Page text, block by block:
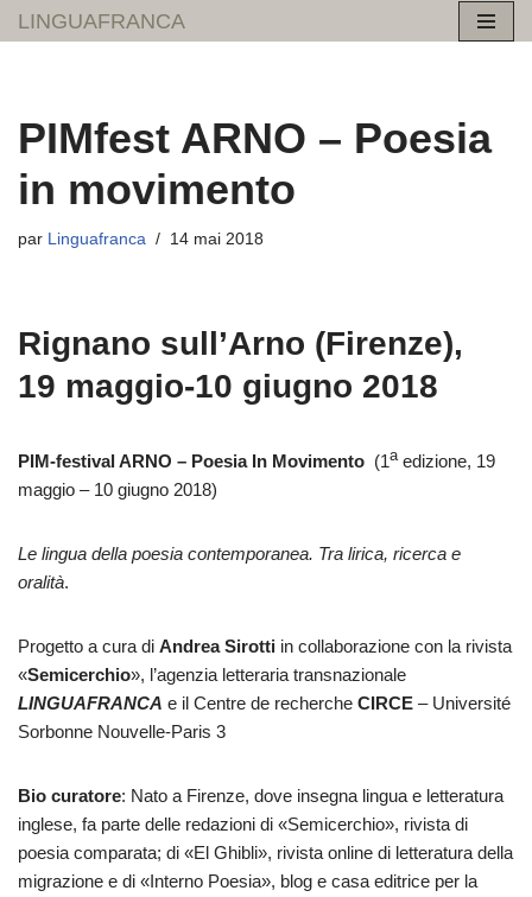
contenu
LINGUAFRANCA
PIMfest ARNO – Poesia
in movimento
par Linguafranca 14 mai 2018
Rignano sull’Arno (Firenze),
19 maggio-10 giugno 2018
PIM-festival ARNO – Poesia In Movimento (1aedizione, 19
maggio – 10 giugno 2018)
Le lingua della poesia contemporanea. Tra lirica, ricerca e
oralità.
Progetto a cura di Andrea Sirotti in collaborazione con la rivista
«Semicerchio», l’agenzia letteraria transnazionale
LINGUAFRANCA e il Centre de recherche CIRCE – Université
Sorbonne Nouvelle-Paris 3
Bio curatore: Nato a Firenze, dove insegna lingua e letteratura
inglese, fa parte delle redazioni di «Semicerchio», rivista di
poesia comparata; di «El Ghibli», rivista online di letteratura della
migrazione e di «Interno Poesia», blog e casa editrice per la